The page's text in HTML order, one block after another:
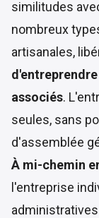
similitudes
nombreux
artisanales,
associés.
seules, sans
d'assemblée
À mi-chemin
l'entreprise